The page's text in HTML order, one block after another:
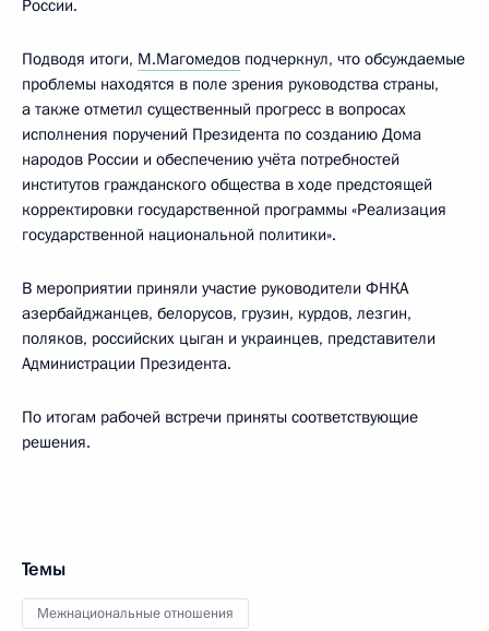
России.
Подводя итоги, М.Магомедов подчеркнул, что обсуждаемые
проблемы находятся в поле зрения руководства страны,
а также отметил существенный прогресс в вопросах
исполнения поручений Президента по созданию Дома
народов России и обеспечению учёта потребностей
институтов гражданского общества в ходе предстоящей
корректировки государственной программы «Реализация
государственной национальной политики».
В мероприятии приняли участие руководители ФНКА
азербайджанцев, белорусов, грузин, курдов, лезгин,
поляков, российских цыган и украинцев, представители
Администрации Президента.
По итогам рабочей встречи приняты соответствующие
решения.
Темы
Межнациональные отношения